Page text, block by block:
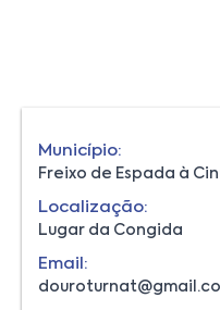
Município:
Freixo de Espada à
Localização:
Lugar da Congida
Email: